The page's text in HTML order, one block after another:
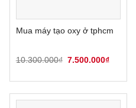
Mua máy tạo oxy ở tphcm
10.300.000₫ Giá
10.300.000₫.
7.500.000₫Giá
là: